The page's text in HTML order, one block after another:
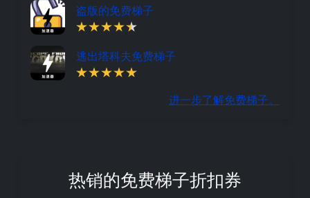
盗版的免费梯子
逃出塔科夫免费梯子
进一步了解免费梯子。
热销的免费梯子折扣券